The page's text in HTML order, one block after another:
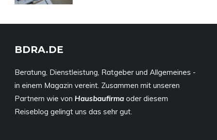
BDRA.DE
Beratung, Dienstleistung, Ratgeber und Allgemeines -
in einem Magazin vereint. Zusammen mit unseren
Partnern wie von Hausbaufirma oder diesem
Reiseblog gelingt uns das sehr gut.